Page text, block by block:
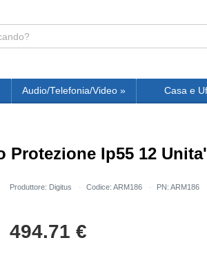
Audio/Telefonia/Video » Casa e
Ip55 12
Produttore: Digitus Codice: ARM186 PN: ARM186
494.71 €